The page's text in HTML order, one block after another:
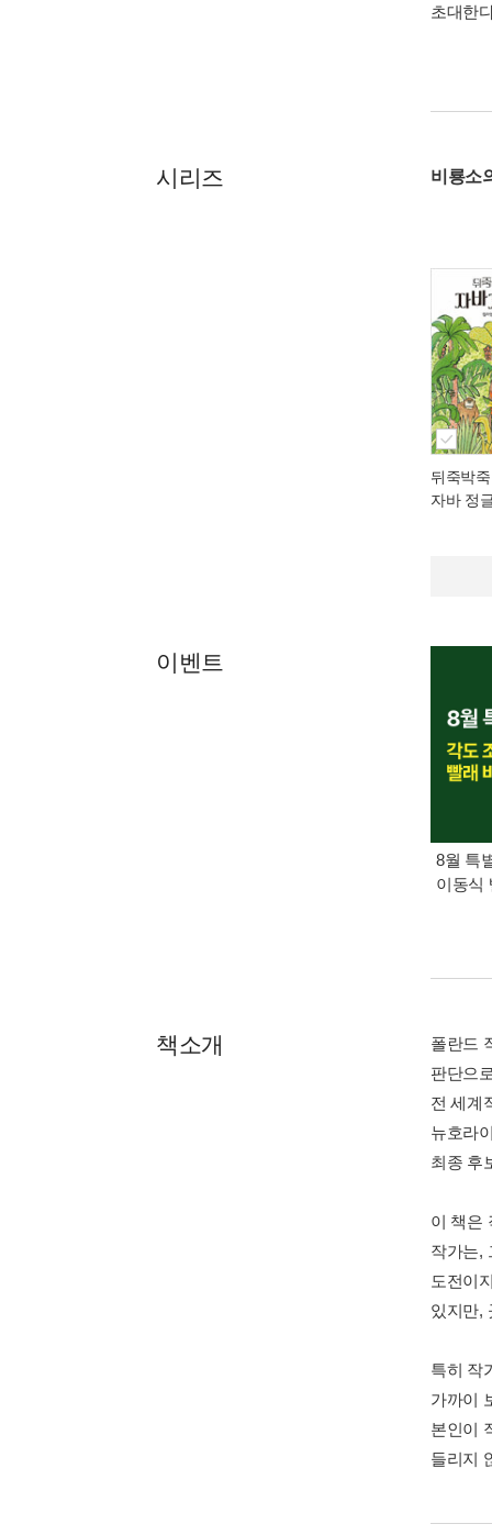
초대한
시리즈 비룡소
뒤죽박
자바 정
이벤트
8월 특
이동식
책소개
폴란드
판단으
전 세계
뉴호라
최종 후
이 책은
작가는,
도전이
있지만,
특히 작
가까이
본인이
들리지